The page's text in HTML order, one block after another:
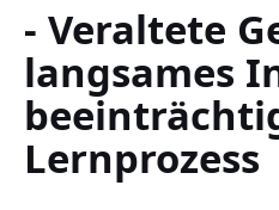
- Veraltete
langsames
Lernprozess